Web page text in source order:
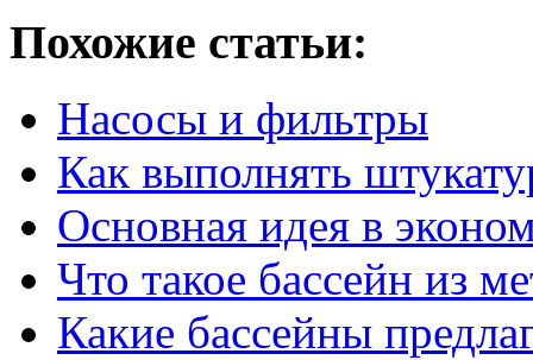
Похожие статьи:
Насосы и фильтры
Как выполнять
Основная идея в
Что такое бассейн из
Какие бассейны